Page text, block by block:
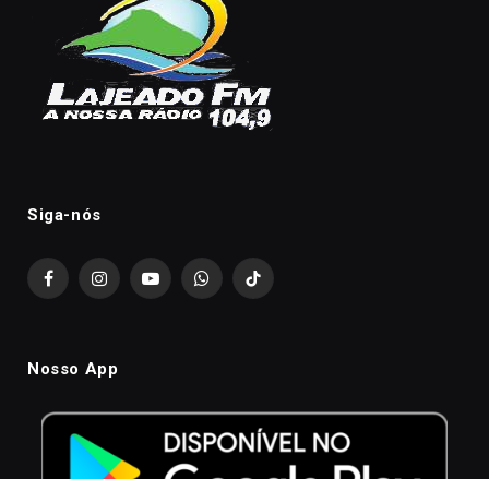
Siga-nós
FacebookInstagramYouTubeWhatsAppTikTok
Nosso App